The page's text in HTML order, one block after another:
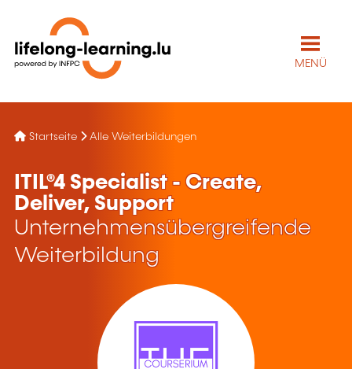
MENÜ
Startseite Alle Weiterbildungen
ITIL®4 Specialist - Create,
Deliver, Support
Unternehmensübergreifende
Weiterbildung